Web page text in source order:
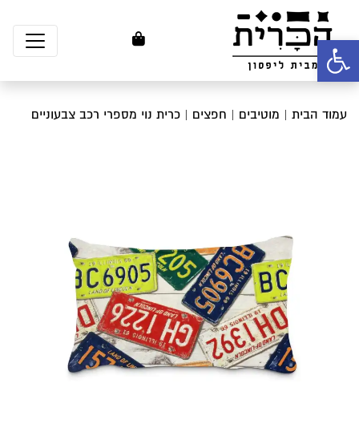
פתח סרגל נגישות
עמוד הבית | מוטיבים | חפצים | כרית נוי מספרי רכב צבעוניים